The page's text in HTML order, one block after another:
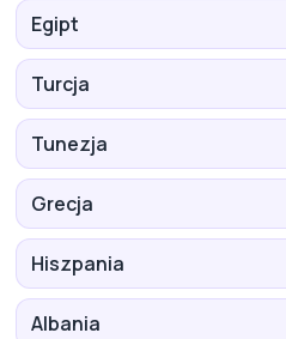
Egipt
Turcja
Tunezja
Grecja
Hiszpania
Albania